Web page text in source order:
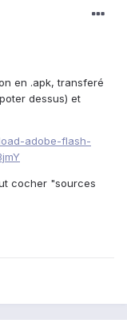
en .apk, transferé
dessus) et
adobe-flash-
cocher "sources